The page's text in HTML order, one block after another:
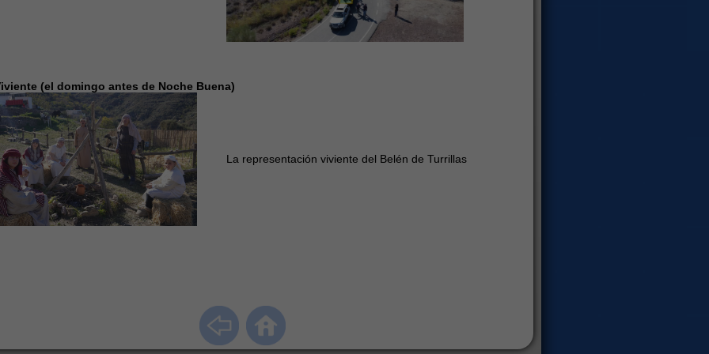
(el domingo antes de Noche Buena)
La representación viviente del Belén de Turrillas